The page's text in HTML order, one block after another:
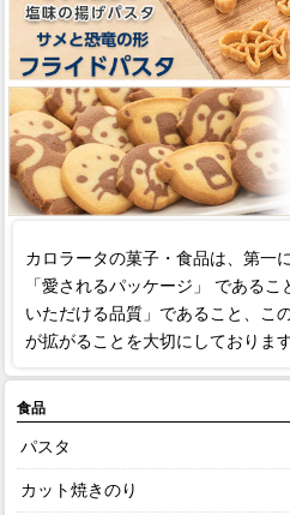
カロラータの菓子・食品は、第一
「愛されるパッケージ」 である
いただける品質」であること、こ
が拡がることを大切にしております
食品
パスタ
カット焼きのり